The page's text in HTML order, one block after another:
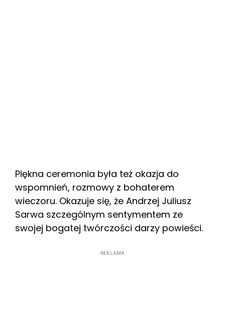
Piękna ceremonia była też okazja do
wspomnień, rozmowy z bohaterem
wieczoru. Okazuje się, że Andrzej Juliusz
Sarwa szczególnym sentymentem ze
swojej bogatej twórczości darzy powieści.
REKLAMA